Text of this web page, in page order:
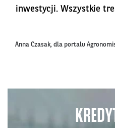
inwestycji. Wszystkie
Anna Czasak, dla portalu